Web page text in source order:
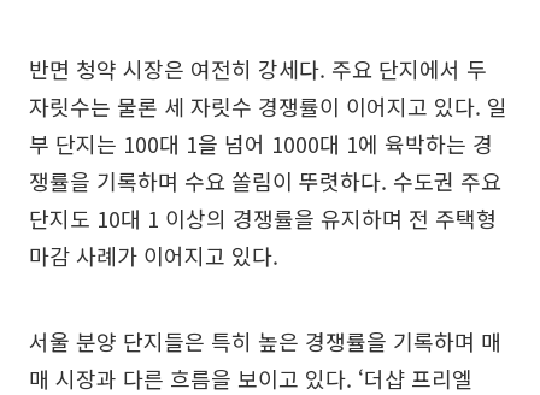
반면 청약 시장은 여전히 강세다. 주요 단지에서 두
자릿수는 물론 세 자릿수 경쟁률이 이어지고 있다. 일
부 단지는 100대 1을 넘어 1000대 1에 육박하는 경
쟁률을 기록하며 수요 쏠림이 뚜렷하다. 수도권 주요
단지도 10대 1 이상의 경쟁률을 유지하며 전 주택형
마감 사례가 이어지고 있다.
서울 분양 단지들은 특히 높은 경쟁률을 기록하며 매
매 시장과 다른 흐름을 보이고 있다. ‘더샵 프리엘